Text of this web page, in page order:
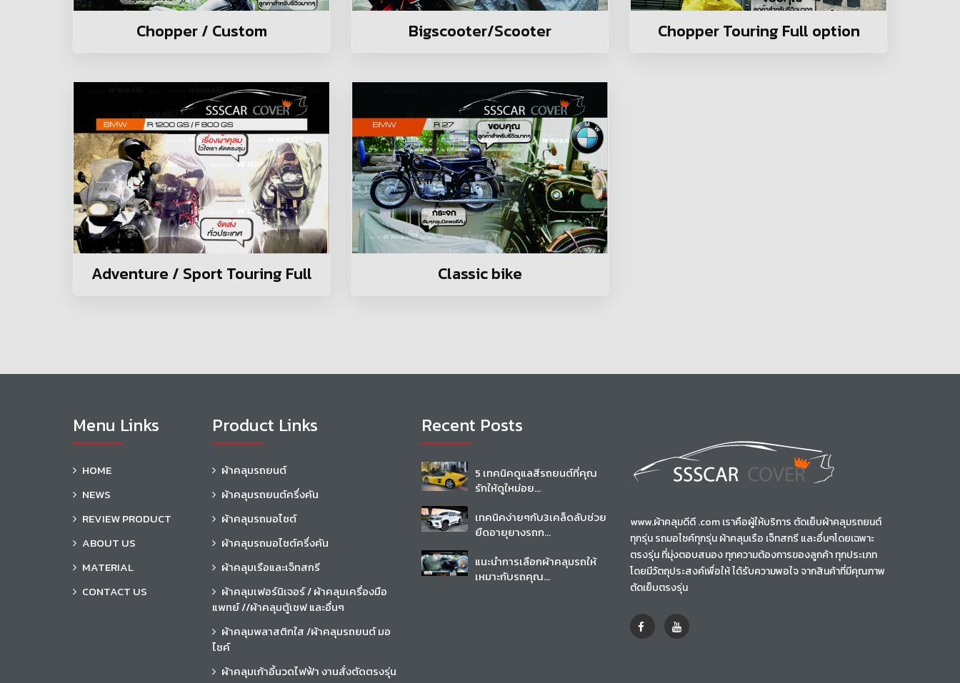
Chopper / Custom Bigscooter/Scooter Chopper Touring Full option
Adventure / Sport Touring Full Classic bike
Menu Links
HOME
NEWS
REVIEW PRODUCT
ABOUT US
MATERIAL
CONTACT US
Product Links
ผ้าคลุมรถยนต์
ผ้าคลุมรถยนต์ครึ่งคัน
ผ้าคลุมรถมอไซต์
ผ้าคลุมรถมอไซต์ครึ่งคัน
ผ้าคลุมเรือและเจ็ทสกรี
ผ้าคลุมเฟอร์นิเจอร์ / ผ้าคลุมเครื่องมือ
แพทย์ //ผ้าคลุมตู้เซฟ และอื่นๆ
ผ้าคลุมพลาสติกใส /ผ้าคลุมรถยนต์ มอ
ไซค์
ผ้าคลุมเก้าอี้นวดไฟฟ้า งานสั่งตัดตรงรุ่น
Recent Posts
5 เทคนิคดูแลสีรถยนต์ที่คุณ
รักให้ดูใหม่อย...
เทคนิคง่ายๆกับ3เคล็ดลับช่วย
ยืดอายุยางรถก...
แนะนำการเลือกผ้าคลุมรถให้
เหมาะกับรถคุณ...
www.ผ้าคลุมดีดี .com เราคือผู้ให้บริการ ตัดเย็บผ้าคลุมรถยนต์
ทุกรุ่น รถมอไซค์ทุกรุ่น ผ้าคลุมเรือ เจ็ทสกรี และอื่นๆโดยเฉพาะ
ตรงรุ่น ที่มุ่งตอบสนอง ทุกความต้องการของลูกค้า ทุกประเภท
โดยมีวัตถุประสงค์เพื่อให้ ได้รับความพอใจ จากสินค้าที่มีคุณภาพ
ตัดเย็บตรงรุ่น